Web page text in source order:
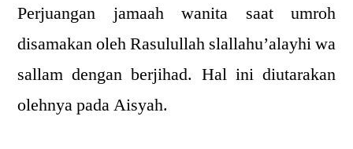
Perjuangan jamaah wanita saat umroh
disamakan oleh Rasulullah slallahu’alayhi wa
sallam dengan berjihad. Hal ini diutarakan
olehnya pada Aisyah.